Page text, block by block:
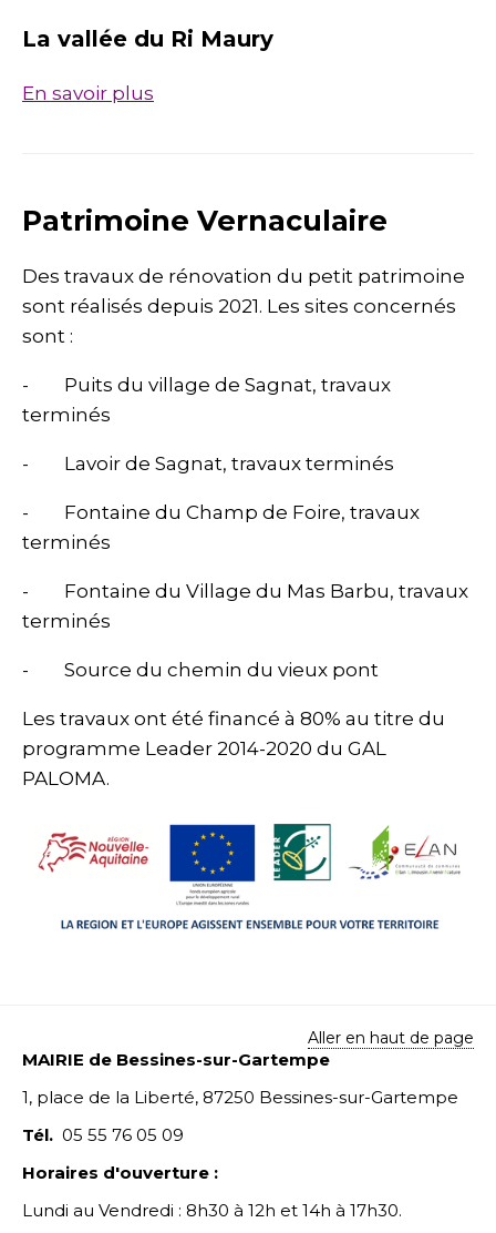
La vallée du Ri Maury
En savoir plus
Patrimoine Vernaculaire
Des travaux de rénovation du petit patrimoine
sont réalisés depuis 2021. Les sites concernés
sont :
- Puits du village de Sagnat, travaux
terminés
- Lavoir de Sagnat, travaux terminés
- Fontaine du Champ de Foire, travaux
terminés
- Fontaine du Village du Mas Barbu, travaux
terminés
- Source du chemin du vieux pont
Les travaux ont été financé à 80% au titre du
programme Leader 2014-2020 du GAL
PALOMA.
Aller en haut de page
MAIRIE de Bessines-sur-Gartempe
1, place de la Liberté, 87250 Bessines-sur-Gartempe
Tél. 05 55 76 05 09
Horaires d'ouverture :
Lundi au Vendredi : 8h30 à 12h et 14h à 17h30.